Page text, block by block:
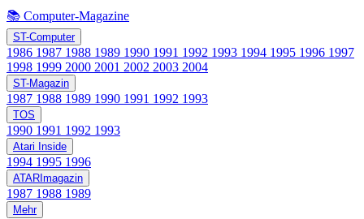
📚 Computer-Magazine
ST-Computer
1986 1987 1988 1989 1990 1991 1992 1993 1994 1995 1996 1997
1998 1999 2000 2001 2002 2003 2004
ST-Magazin
1987 1988 1989 1990 1991 1992 1993
TOS
1990 1991 1992 1993
Atari Inside
1994 1995 1996
ATARImagazin
1987 1988 1989
Mehr